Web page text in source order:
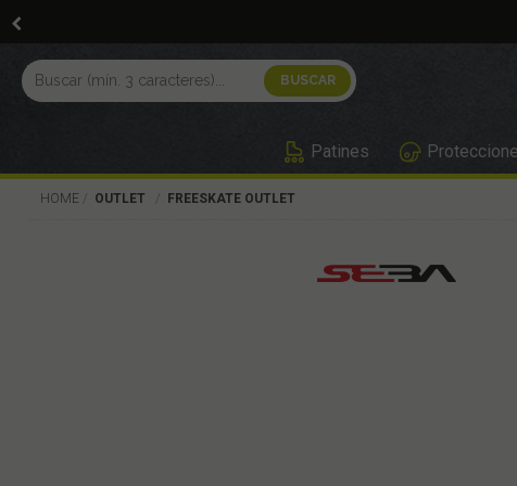
Patines
HOME OUTLET FREESKATE OUTLET